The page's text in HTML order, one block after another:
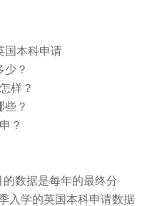
国本科申请
少？
样？
些？
？
的数据是每年的最终分
入学的英国本科申请数据